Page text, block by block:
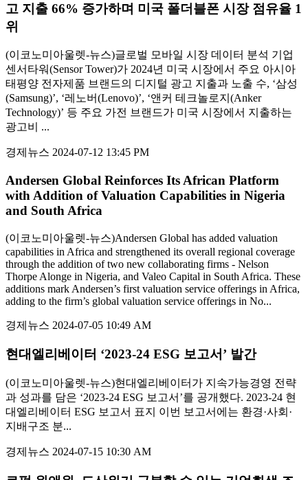
고 지출 66% 증가하며 미국 폴더블폰 시장 점유율 1
위
(이코노미아울렛-뉴스)글로벌 모바일 시장 데이터 분석 기업
센서타워(Sensor Tower)가 2024년 미국 시장에서 주요 아시아
태평양 전자제품 브랜드의 디지털 광고 지출과 노출 수, ‘삼성
(Samsung)’, ‘레노버(Lenovo)’, ‘앤커 테크놀로지(Anker
Technology)’ 등 주요 가전 브랜드가 미국 시장에서 지출하는
광고비 ...
경제뉴스 2024-07-12 13:45 PM
Andersen Global Reinforces Its African Platform
with Addition of Valuation Capabilities in Nigeria
and South Africa
(이코노미아울렛-뉴스)Andersen Global has added valuation
capabilities in Africa and strengthened its overall regional coverage
through the addition of two new collaborating firms - Nelson
Thorpe Alonge in Nigeria, and Valeo Capital in South Africa. These
additions mark Andersen’s first valuation service offerings in Africa,
adding to the firm’s global valuation service offerings in No...
경제뉴스 2024-07-05 10:49 AM
현대엘리베이터 ‘2023-24 ESG 보고서’ 발간
(이코노미아울렛-뉴스)현대엘리베이터가 지속가능경영 전략
과 성과를 담은 ‘2023-24 ESG 보고서’를 공개했다. 2023-24 현
대엘리베이터 ESG 보고서 표지 이번 보고서에는 환경·사회·
지배구조 분...
경제뉴스 2024-07-15 10:30 AM